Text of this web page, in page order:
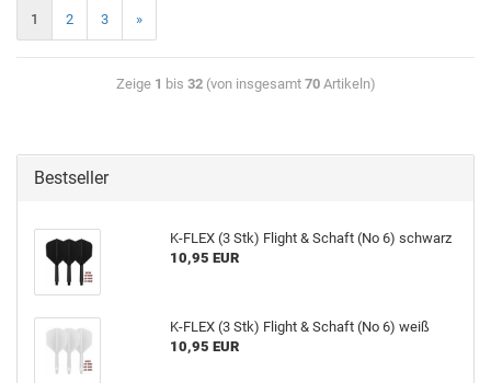
1 2 3 »
Zeige 1 bis 32(von insgesamt 70Artikeln)
Bestseller
K-​FLEX (3 Stk) Flight & Schaft (No 6) schwarz
10,95 EUR
K-​FLEX (3 Stk) Flight & Schaft (No 6) weiß
10,95 EUR